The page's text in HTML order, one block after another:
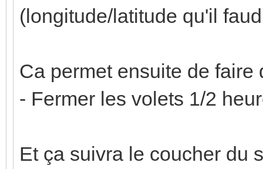
(longitude/latitude qu'il
Ca permet ensuite de faire
- Fermer les volets 1/2
Et ça suivra le coucher du